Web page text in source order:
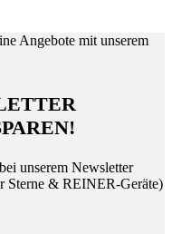
unserem Newsletter
Sterne & REINER-Geräte)